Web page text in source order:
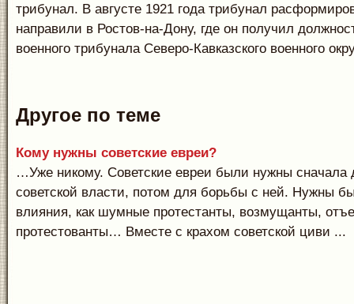
трибунал. В августе 1921 года трибунал
направили в Ростов-на-Дону, где он получил
военного трибунала Северо-Кавказского военного
Другое по теме
Кому нужны советские евреи?
…Уже никому. Советские евреи были нужны сначала
советской власти, потом для борьбы с ней. Нужны
влияния, как шумные протестанты, возмущанты,
протестованты… Вместе с крахом советской циви ...